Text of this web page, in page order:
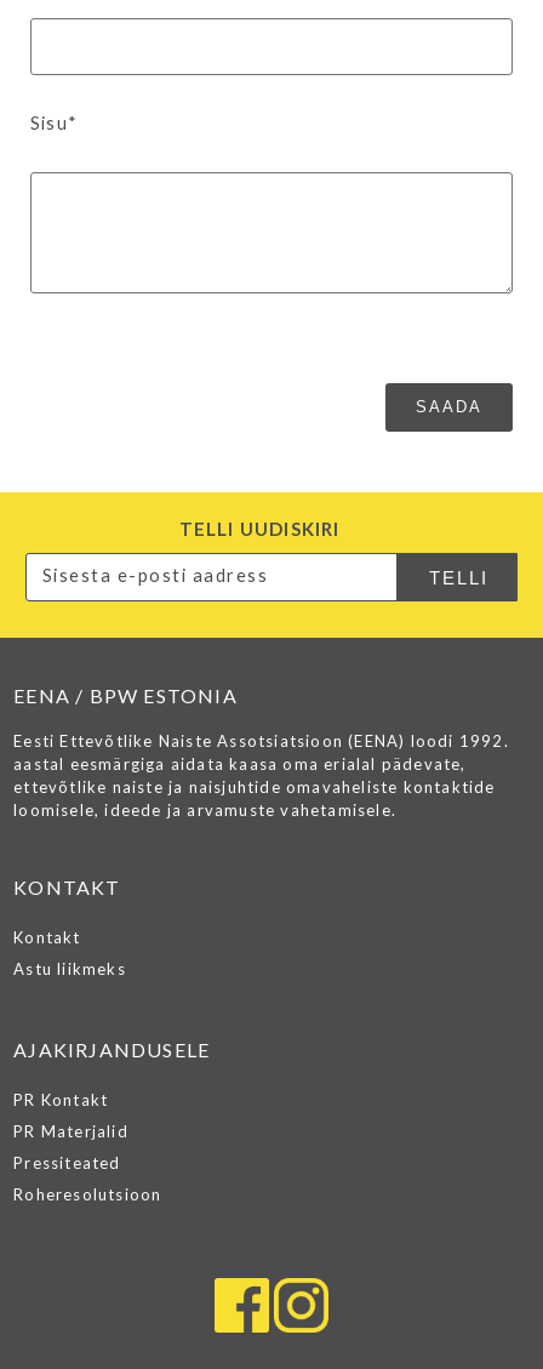
Sisu*
TELLI UUDISKIRI
EENA / BPW ESTONIA
Eesti Ettevõtlike Naiste Assotsiatsioon (EENA) loodi 1992.
aastal eesmärgiga aidata kaasa oma erialal pädevate,
ettevõtlike naiste ja naisjuhtide omavaheliste kontaktide
loomisele, ideede ja arvamuste vahetamisele.
KONTAKT
Kontakt
Astu liikmeks
AJAKIRJANDUSELE
PR Kontakt
PR Materjalid
Pressiteated
Roheresolutsioon